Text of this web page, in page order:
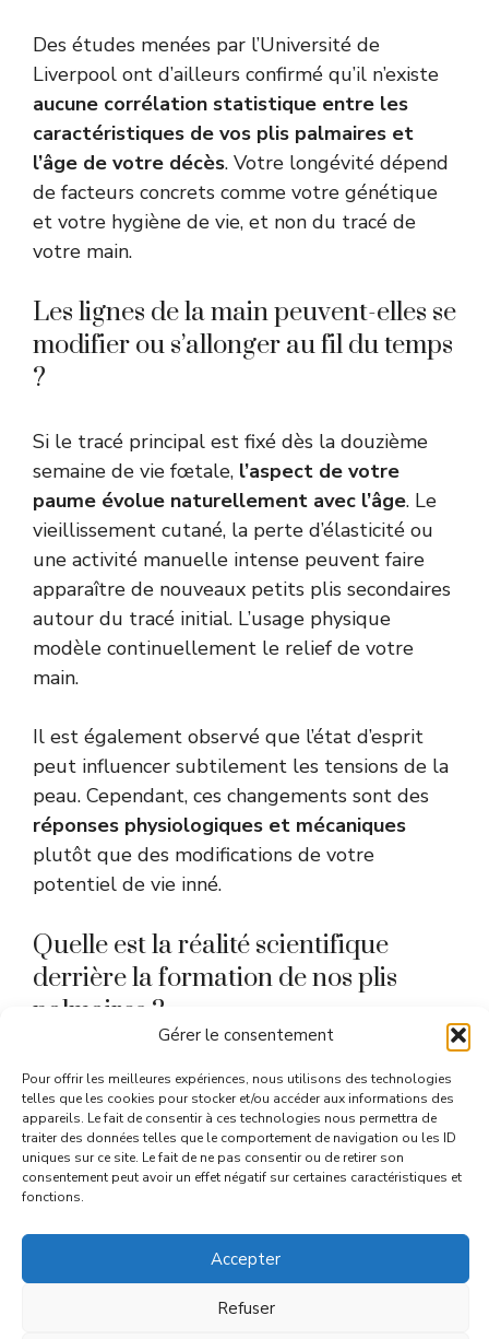
Gérer le consentement
Pour offrir les meilleures expériences, nous utilisons des technologies
telles que les cookies pour stocker et/ou accéder aux informations des
appareils. Le fait de consentir à ces technologies nous permettra de
traiter des données telles que le comportement de navigation ou les ID
uniques sur ce site. Le fait de ne pas consentir ou de retirer son
consentement peut avoir un effet négatif sur certaines caractéristiques et
fonctions.
Accepter
Refuser
Des études menées par l’Université de
Liverpool ont d’ailleurs confirmé qu’il n’existe
aucune corrélation statistique entre les
caractéristiques de vos plis palmaires et
l’âge de votre décès. Votre longévité dépend
de facteurs concrets comme votre génétique
et votre hygiène de vie, et non du tracé de
votre main.
Les lignes de la main peuvent-elles se
modifier ou s’allonger au fil du temps
?
Si le tracé principal est fixé dès la douzième
semaine de vie fœtale, l’aspect de votre
paume évolue naturellement avec l’âge. Le
vieillissement cutané, la perte d’élasticité ou
une activité manuelle intense peuvent faire
apparaître de nouveaux petits plis secondaires
autour du tracé initial. L’usage physique
modèle continuellement le relief de votre
main.
Il est également observé que l’état d’esprit
peut influencer subtilement les tensions de la
peau. Cependant, ces changements sont des
réponses physiologiques et mécaniques
plutôt que des modifications de votre
potentiel de vie inné.
Quelle est la réalité scientifique
derrière la formation de nos plis
palmaires ?
D’un point de vue médical, ces lignes sont des
plis de flexion indispensables à la
préhension. Elles permettent à la peau de se
plier sans former de bourrelets gênants
lorsque vous saisissez un objet. Ce processus
purement mécanique et génétique, commun à
l’ensemble des primates.